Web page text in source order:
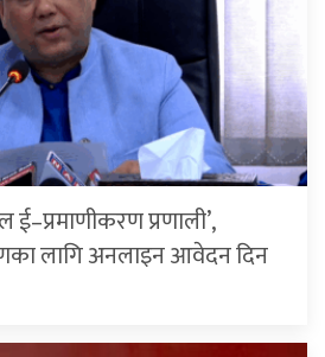
ई–प्रमाणीकरण प्रणाली’,
लागि अनलाइन आवेदन दिन